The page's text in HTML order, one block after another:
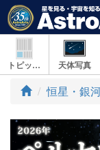
トピックス 天体写真
ト
プ
恒星・銀